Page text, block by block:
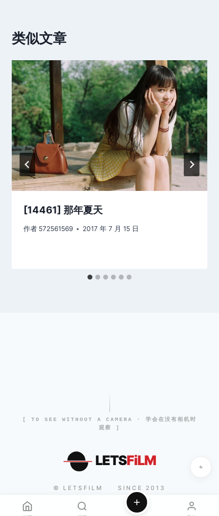
类似文章
[14461] 那年夏天
作者 572561569 2017 年 7 月 15 日
[ TO SEE WITHOUT A CAMERA · 学会在没有相机时
观察 ]
LETSFiLM
© LETSFILM SINCE 2013